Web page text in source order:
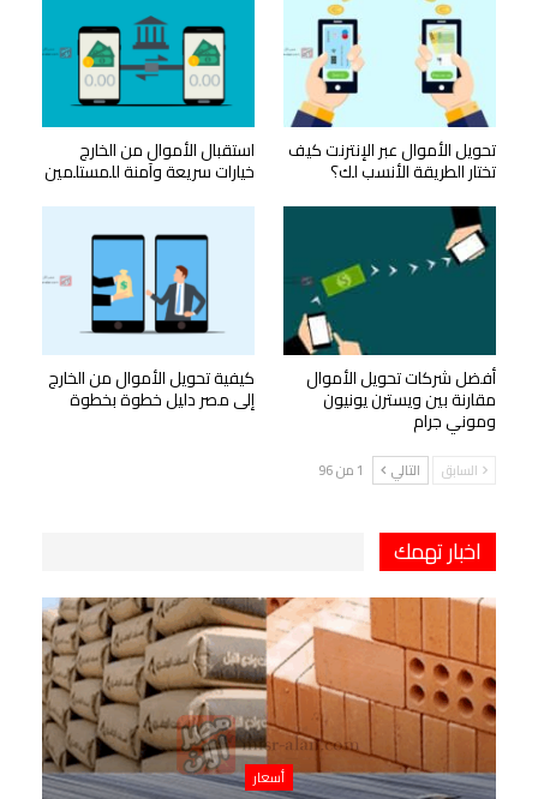
تحويل الأموال عبر الإنترنت كيف
تختار الطريقة الأنسب لك؟
استقبال الأموال من الخارج
خيارات سريعة وآمنة للمستلمين
أفضل شركات تحويل الأموال
مقارنة بين ويسترن يونيون
وموني جرام
كيفية تحويل الأموال من الخارج
إلى مصر دليل خطوة بخطوة
السابق التالي 1 من 96
اخبار تهمك
أسعار